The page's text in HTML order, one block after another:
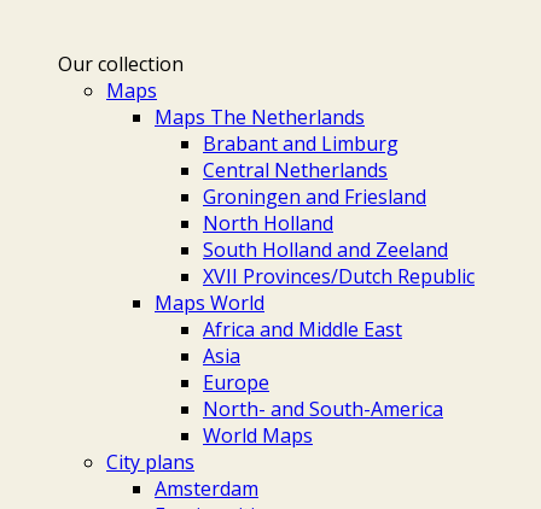
Our collection
Maps
Maps The Netherlands
Brabant and Limburg
Central Netherlands
Groningen and Friesland
North Holland
South Holland and Zeeland
XVII Provinces/Dutch Republic
Maps World
Africa and Middle East
Asia
Europe
North- and South-America
World Maps
City plans
Amsterdam